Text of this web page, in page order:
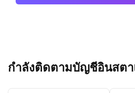
กำลังติดตามบัญชีอินสต